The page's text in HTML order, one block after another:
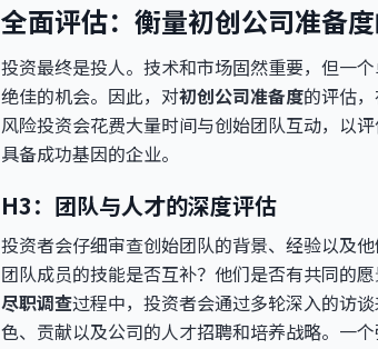
全面评估：衡量初创公司准备
投资最终是投人。技术和市场固然重要，但一
绝佳的机会。因此，对初创公司准备度的评估
风险投资会花费大量时间与创始团队互动，以
具备成功基因的企业。
H3：团队与人才的深度评估
投资者会仔细审查创始团队的背景、经验以及
团队成员的技能是否互补？他们是否有共同的
尽职调查过程中，投资者会通过多轮深入的访
色、贡献以及公司的人才招聘和培养战略。一